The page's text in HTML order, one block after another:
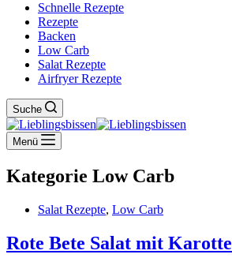
Schnelle Rezepte
Rezepte
Backen
Low Carb
Salat Rezepte
Airfryer Rezepte
Suche
Menü
Kategorie Low Carb
Salat Rezepte, Low Carb
Rote Bete Salat mit Karotte